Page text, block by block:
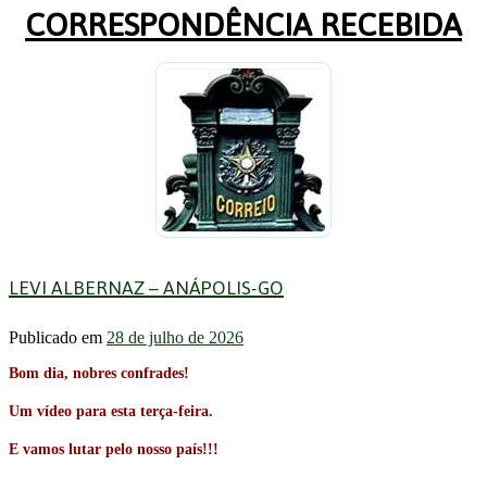
CORRESPONDÊNCIA RECEBIDA
LEVI ALBERNAZ – ANÁPOLIS-GO
Publicado em 28 de julho de 2026
Bom dia, nobres confrades!
Um vídeo para esta terça-feira.
E vamos lutar pelo nosso país!!!